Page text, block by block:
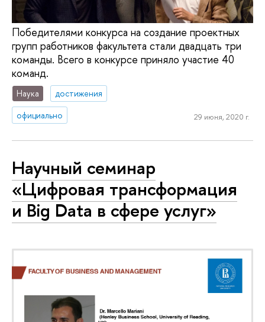
Победителями конкурса на создание проектных
групп работников факультета стали двадцать три
команды. Всего в конкурсе приняло участие 40
команд.
Наука
достижения
официально
29 июня, 2020 г.
Научный семинар
«Цифровая трансформация
и Big Data в сфере услуг»